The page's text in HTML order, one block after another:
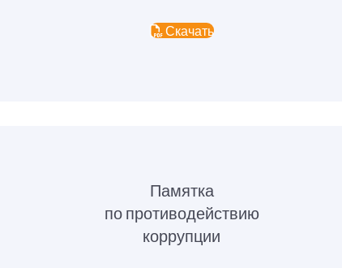
Скачать
Памятка
по противодействию
коррупции